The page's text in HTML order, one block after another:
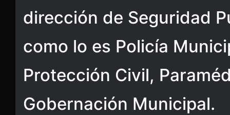
dirección de Seguridad
como lo es Policía
Protección Civil,
Gobernación Municipal.